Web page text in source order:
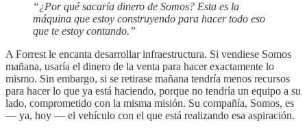
“¿Por qué sacaría dinero de Somos? Esta es la
máquina que estoy construyendo para hacer todo eso
que te estoy contando.”
A Forrest le encanta desarrollar infraestructura. Si vendiese Somos
mañana, usaría el dinero de la venta para hacer exactamente lo
mismo. Sin embargo, si se retirase mañana tendría menos recursos
para hacer lo que ya está haciendo, porque no tendría un equipo a su
lado, comprometido con la misma misión. Su compañía, Somos, es
— ya, hoy — el vehículo con el que está realizando esa aspiración.